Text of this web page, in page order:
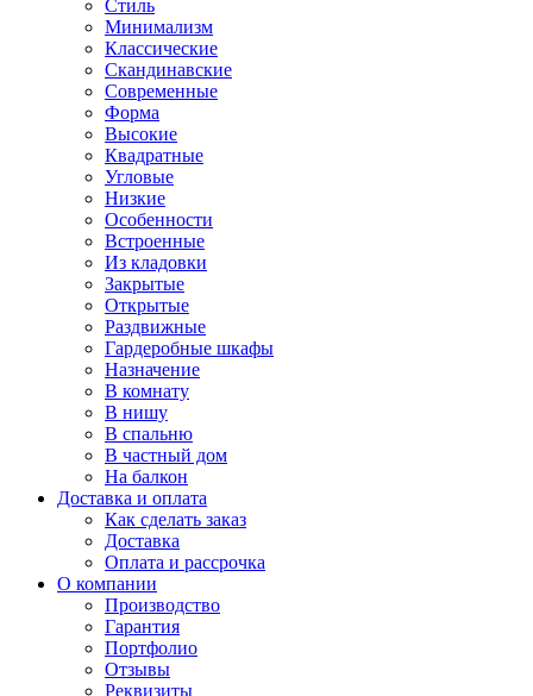
Стиль
Минимализм
Классические
Скандинавские
Современные
Форма
Высокие
Квадратные
Угловые
Низкие
Особенности
Встроенные
Из кладовки
Закрытые
Открытые
Раздвижные
Гардеробные шкафы
Назначение
В комнату
В нишу
В спальню
В частный дом
На балкон
Доставка и оплата
Как сделать заказ
Доставка
Оплата и рассрочка
О компании
Производство
Гарантия
Портфолио
Отзывы
Реквизиты